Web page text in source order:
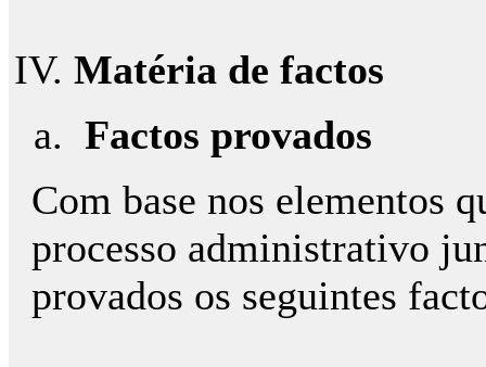
Matéria de factos
Factos provados
Com base nos elementos
processo administrativo
provados os seguintes